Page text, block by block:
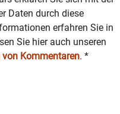
Daten durch diese
erfahren Sie in
Sie hier auch unseren
Kommentaren. *